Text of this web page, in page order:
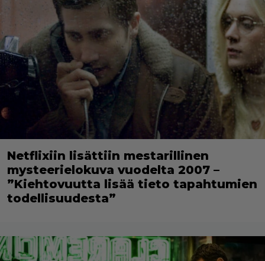
Netflixiin lisättiin mestarillinen
mysteerielokuva vuodelta 2007 –
”Kiehtovuutta lisää tieto tapahtumien
todellisuudesta”